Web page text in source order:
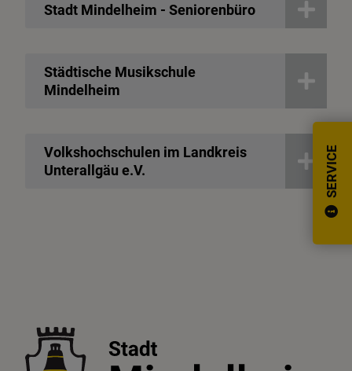
SERVICE
Stadt Mindelheim - Seniorenbüro
Städtische Musikschule
Mindelheim
Volkshochschulen im Landkreis
Unterallgäu e.V.